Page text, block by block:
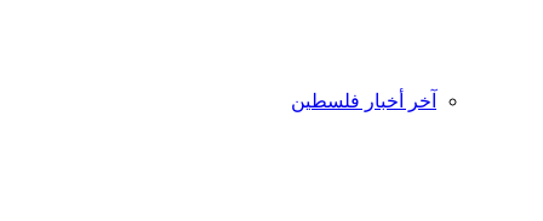
آخر أخبار فلسطين